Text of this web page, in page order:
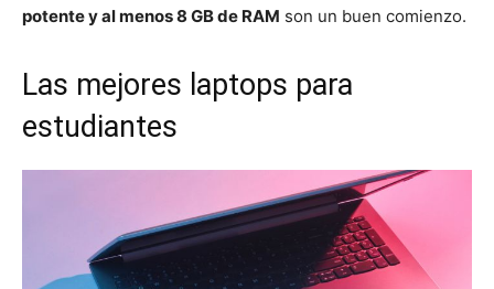
potente y al menos 8 GB de RAM son un buen comienzo.
Las mejores laptops para
estudiantes